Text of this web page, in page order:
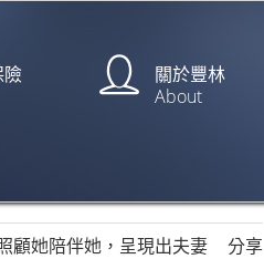
險
關於豐林
About
分享
顧她陪伴她，呈現出夫妻